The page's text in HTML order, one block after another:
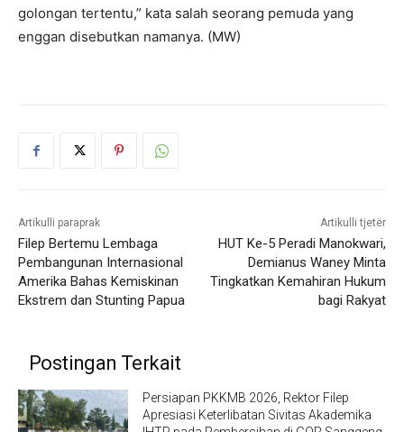
golongan tertentu,” kata salah seorang pemuda yang
enggan disebutkan namanya. (MW)
Artikulli paraprak
Filep Bertemu Lembaga
Pembangunan Internasional
Amerika Bahas Kemiskinan
Ekstrem dan Stunting Papua
Artikulli tjetër
HUT Ke-5 Peradi Manokwari,
Demianus Waney Minta
Tingkatkan Kemahiran Hukum
bagi Rakyat
Postingan Terkait
Persiapan PKKMB 2026, Rektor Filep
Apresiasi Keterlibatan Sivitas Akademika